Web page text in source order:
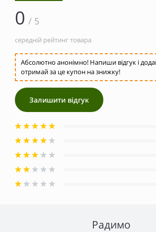
0 / 5
середній рейтинг товара
Абсолютно анонімно! Напиши відгук і
отримай за це купон на знижку!
Залишити відгук
Радимо